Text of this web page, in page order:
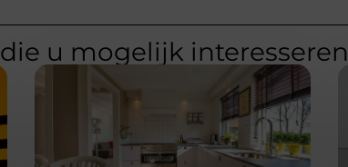
die u mogelijk interesseren